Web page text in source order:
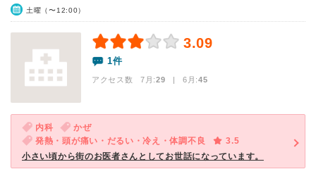
土曜（〜12:00）
3.09
1件
アクセス数 7月:29 | 6月:45
内科
かぜ
発熱・頭が痛い・だるい・冷え・体調不良
3.5
小さい頃から街のお医者さんとしてお世話になっています。